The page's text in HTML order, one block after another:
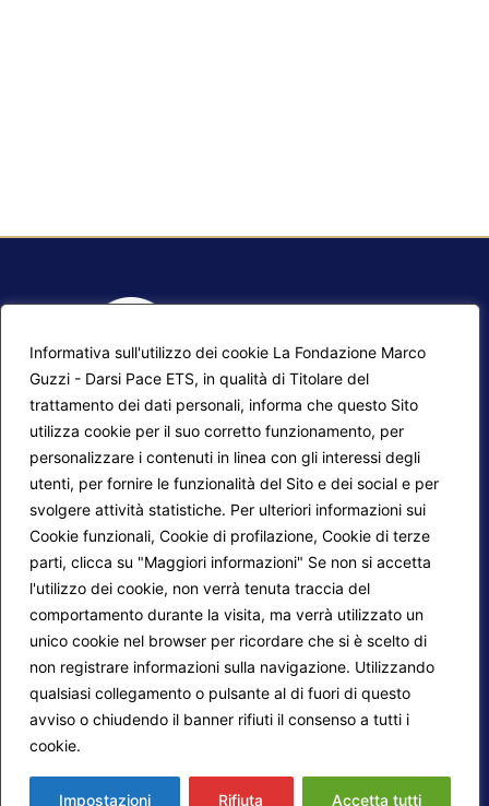
Informativa sull'utilizzo dei cookie La Fondazione Marco
Guzzi - Darsi Pace ETS, in qualità di Titolare del
trattamento dei dati personali, informa che questo Sito
utilizza cookie per il suo corretto funzionamento, per
personalizzare i contenuti in linea con gli interessi degli
utenti, per fornire le funzionalità del Sito e dei social e per
svolgere attività statistiche. Per ulteriori informazioni sui
Cookie funzionali, Cookie di profilazione, Cookie di terze
parti, clicca su "Maggiori informazioni" Se non si accetta
l'utilizzo dei cookie, non verrà tenuta traccia del
comportamento durante la visita, ma verrà utilizzato un
unico cookie nel browser per ricordare che si è scelto di
non registrare informazioni sulla navigazione. Utilizzando
qualsiasi collegamento o pulsante al di fuori di questo
avviso o chiudendo il banner rifiuti il consenso a tutti i
cookie.
Impostazioni Rifiuta Accetta tutti
Mappa del sito
Progetti Darsi Pace
Login redattori
Calendario corsi
Privacy Policy
Cookie Policy
Seguici su: